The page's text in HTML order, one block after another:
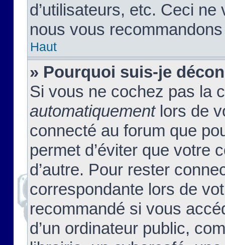
d’utilisateurs, etc. Ceci
nous vous
Haut
» Pourquoi suis-je
Si vous ne cochez pas la
automatiquementlors de
connecté au forum que
permet d’éviter que votre
d’autre. Pour rester
correspondante lors de
recommandé si vous
d’un ordinateur public,